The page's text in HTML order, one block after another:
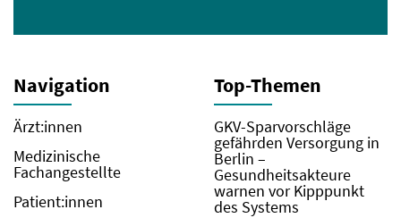
Navigation
Ärzt:innen
Medizinische
Fachangestellte
Patient:innen
Top-Themen
GKV-Sparvorschläge
gefährden Versorgung in
Berlin –
Gesundheitsakteure
warnen vor Kipppunkt
des Systems